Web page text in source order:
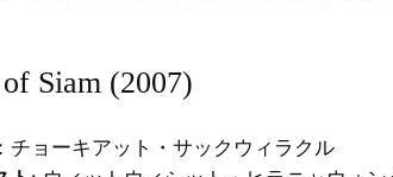
Siam (2007)
：チョーキアット・サックウィラクル